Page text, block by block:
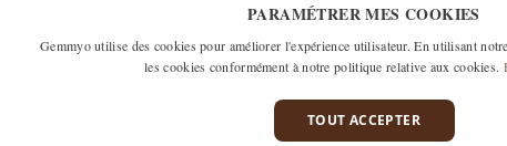
PARAMÉTRER MES COOKIES
Gemmyo utilise des cookies pour améliorer l'expérience utilisateur. En utilisant
les cookies conformément à notre politique relative aux cookies.
TOUT ACCEPTER